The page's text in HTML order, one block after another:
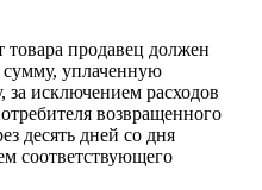
товара продавец должен
уплаченную
за исключением расходов
возвращенного
десять дней со дня
соответствующего